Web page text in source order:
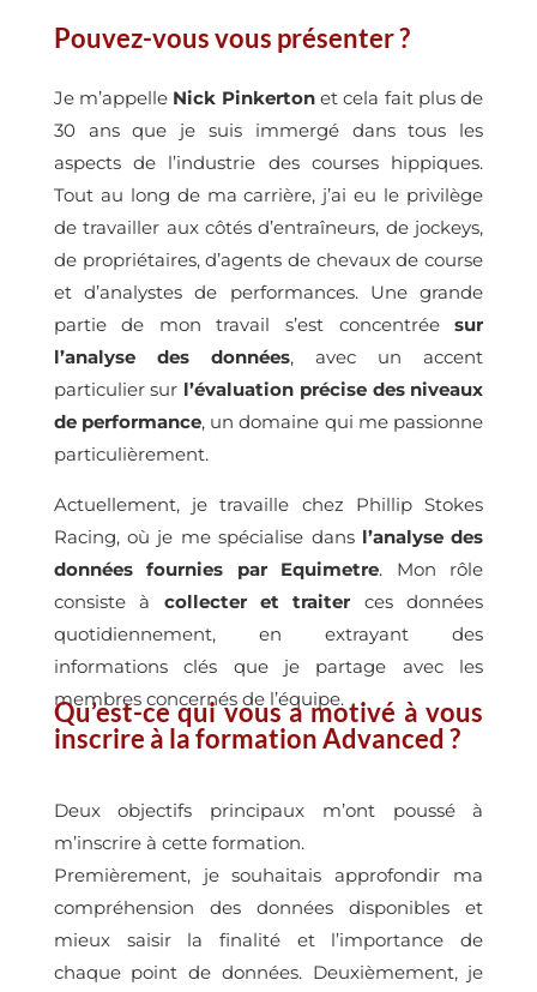
Pouvez-vous vous présenter ?
Je m’appelle Nick Pinkertonet cela fait plus de
30 ans que je suis immergé dans tous les
aspects de l’industrie des courses hippiques.
Tout au long de ma carrière, j’ai eu le privilège
de travailler aux côtés d’entraîneurs, de jockeys,
de propriétaires, d’agents de chevaux de course
et d’analystes de performances. Une grande
partie de mon travail s’est concentréesur
l’analyse des données, avec un accent
particulier sur l’évaluation précise des niveaux
de performance, un domaine qui me passionne
particulièrement.
Actuellement, je travaille chez Phillip Stokes
Racing, où je me spécialise dansl’analyse des
données fournies par Equimetre. Mon rôle
consiste à collecter et traiter ces données
quotidiennement, en extrayant des
informations clés que je partage avec les
membres concernés de l’équipe.
Qu’est-ce qui vous a motivé à vous
inscrire à la formation Advanced ?
Deux objectifs principaux m’ont poussé à
m’inscrire à cette formation.
Premièrement, je souhaitais approfondir ma
compréhension des données disponibles et
mieux saisir la finalité et l’importance de
chaque point de données. Deuxièmement, je